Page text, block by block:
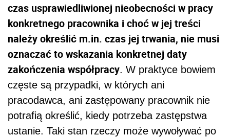
czas usprawiedliwionej nieobecności w pracy
konkretnego pracownika i choć w jej treści
należy określić m.in. czas jej trwania, nie musi
oznaczać to wskazania konkretnej daty
zakończenia współpracy. W praktyce bowiem
częste są przypadki, w których ani
pracodawca, ani zastępowany pracownik nie
potrafią określić, kiedy potrzeba zastępstwa
ustanie. Taki stan rzeczy może wywoływać po